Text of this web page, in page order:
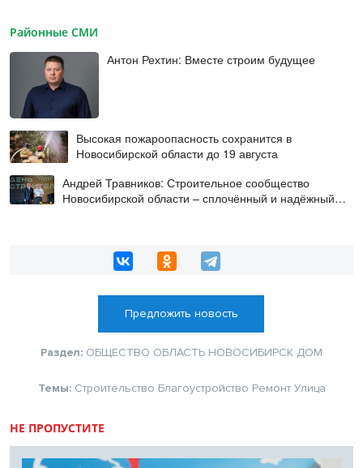
Районные СМИ
Антон Рехтин: Вместе строим будущее
Высокая пожароопасность сохранится в
Новосибирской области до 19 августа
Андрей Травников: Строительное сообщество
Новосибирской области – сплочённый и надёжный
Предложить новость
Раздел: ОБЩЕСТВО ОБЛАСТЬ НОВОСИБИРСК ДОМ
Темы: Строительство Благоустройство Ремонт Улица
НЕ ПРОПУСТИТЕ